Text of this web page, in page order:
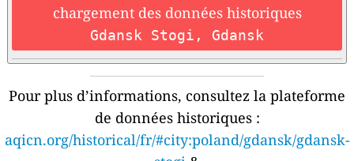
chargement des données historiques
Gdansk Stogi, Gdansk
Pour plus d’informations, consultez la plateforme
de données historiques :
aqicn.org/historical/fr/#city:poland/gdansk/gdansk-